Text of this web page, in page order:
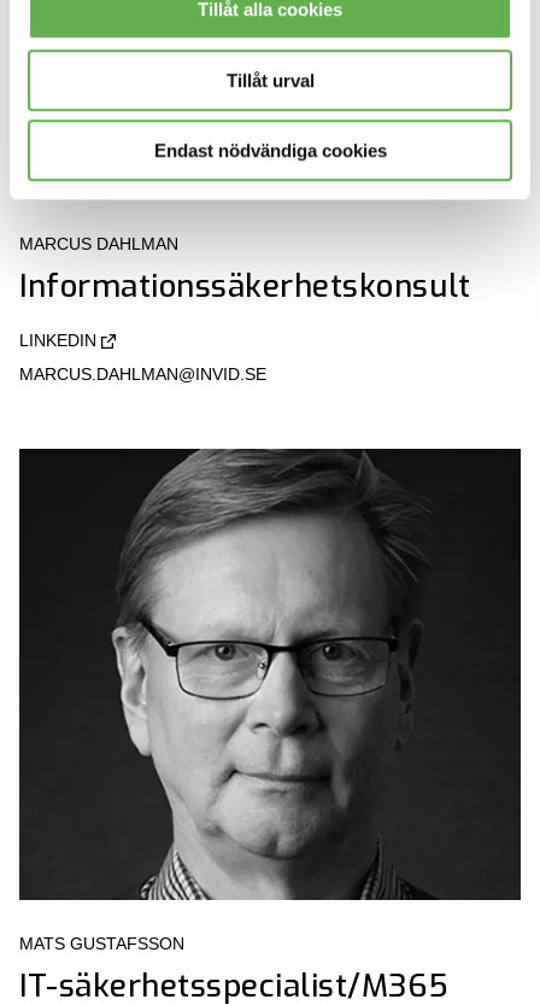
Tillåt alla cookies
Tillåt urval
Endast nödvändiga cookies
MARCUS DAHLMAN
Informationssäkerhetskonsult
LINKEDIN
MARCUS.DAHLMAN@INVID.SE
MATS GUSTAFSSON
IT-säkerhetsspecialist/M365